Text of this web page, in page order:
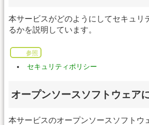
本サービスがどのようにしてセキュリ
るかを説明しています。
参照
セキュリティポリシー
オープンソースソフトウェア
本サービスのオープンソースソフトウ